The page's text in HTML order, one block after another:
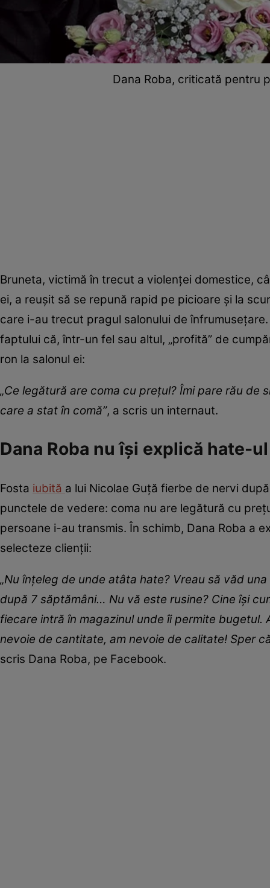
Dana Roba, criticată pentru
Bruneta, victimă în trecut a violenței domestice,
ei, a reușit să se repună rapid pe picioare și la
care i-au trecut pragul salonului de
faptului că, într-un fel sau altul, „profită” de
ron la salonul ei:
„Ce legătură are coma cu prețul? Îmi pare rău
care a stat în comă”, a scris un internaut.
Dana Roba nu își explică hate-
Fosta iubită a lui Nicolae Guță fierbe de nervi
punctele de vedere: coma nu are legătură cu
persoane i-au transmis. În schimb, Dana Roba a
selecteze clienții:
„Nu înțeleg de unde atâta hate? Vreau să văd
după 7 săptămâni… Nu vă este rusine? Cine își
fiecare intră în magazinul unde îi permite
nevoie de cantitate, am nevoie de calitate! Sper
scris Dana Roba, pe Facebook.